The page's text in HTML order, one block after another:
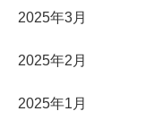
2025年3月
2025年2月
2025年1月